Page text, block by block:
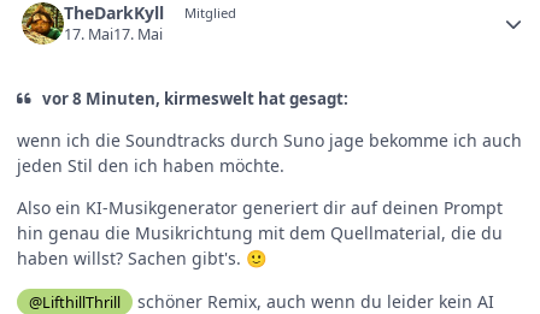
TheDarkKyll Mitglied
17. Mai17. Mai
vor 8 Minuten, kirmeswelt hat gesagt:
wenn ich die Soundtracks durch Suno jage bekomme ich auch
jeden Stil den ich haben möchte.
Also ein KI-Musikgenerator generiert dir auf deinen Prompt
hin genau die Musikrichtung mit dem Quellmaterial, die du
haben willst? Sachen gibt's. 🙂
@LifthillThrill
schöner Remix, auch wenn du leider kein AI